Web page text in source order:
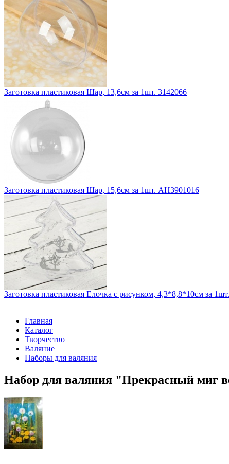
Заготовка пластиковая Шар, 13,6см за 1шт. 3142066
Заготовка пластиковая Шар, 15,6см за 1шт. АН3901016
Заготовка пластиковая Елочка с рисунком, 4,3*8,8*10см за
Главная
Каталог
Творчество
Валяние
Наборы для валяния
Набор для валяния "Прекрасный миг